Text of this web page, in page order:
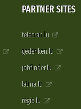
PARTNER SITES
telecran.lu
gedenken.lu
jobfinder.lu
latina.lu
regie.lu